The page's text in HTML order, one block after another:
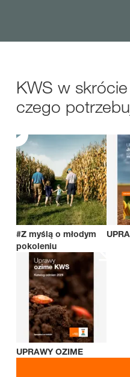
KWS w
czego
#Z myślą o młodym
pokoleniu
UPRAWY OZIME